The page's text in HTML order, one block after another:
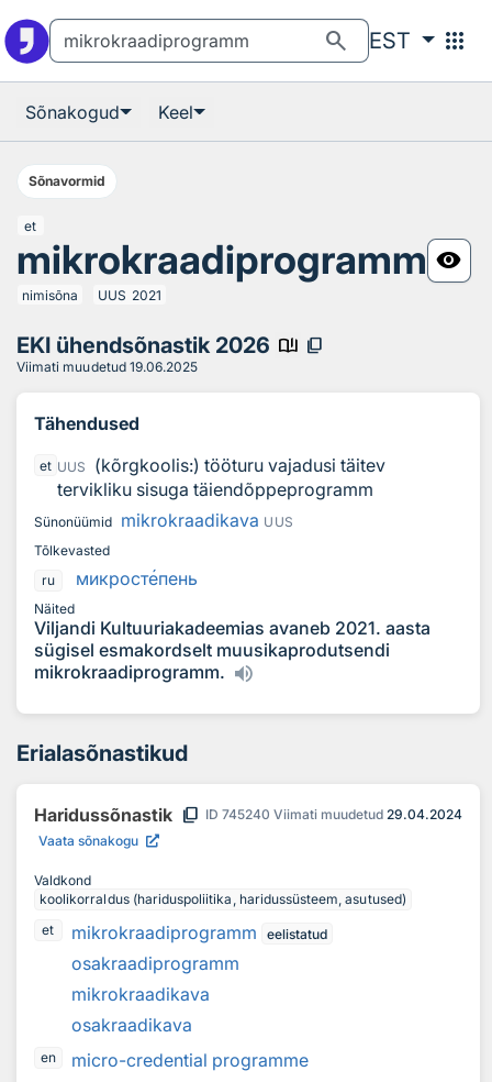
search EST apps
Sõnakogud Keel
Sõnavormid
et
mikrokraadiprogramm visibility
nimisõna UUS 2021
EKI ühendsõnastik 2026 book_ribbon content_copy
Viimati muudetud 19.06.2025
Tähendused
et UUS
(kõrgkoolis:) tööturu vajadusi täitev
tervikliku sisuga täiendõppeprogramm
Sünonüümid mikrokraadikava UUS
Tõlkevasted
ru
микростепень
Näited
Viljandi Kultuuriakadeemias avaneb 2021. aasta
sügisel esmakordselt muusikaprodutsendi
mikrokraadiprogramm.
Erialasõnastikud
Haridussõnastik content_copy ID 745240 Viimati muudetud 29.04.2024
Vaata sõnakogu
Valdkond
koolikorraldus (hariduspoliitika, haridussüsteem, asutused)
et
mikrokraadiprogramm eelistatud
osakraadiprogramm
mikrokraadikava
osakraadikava
en micro-credential programme